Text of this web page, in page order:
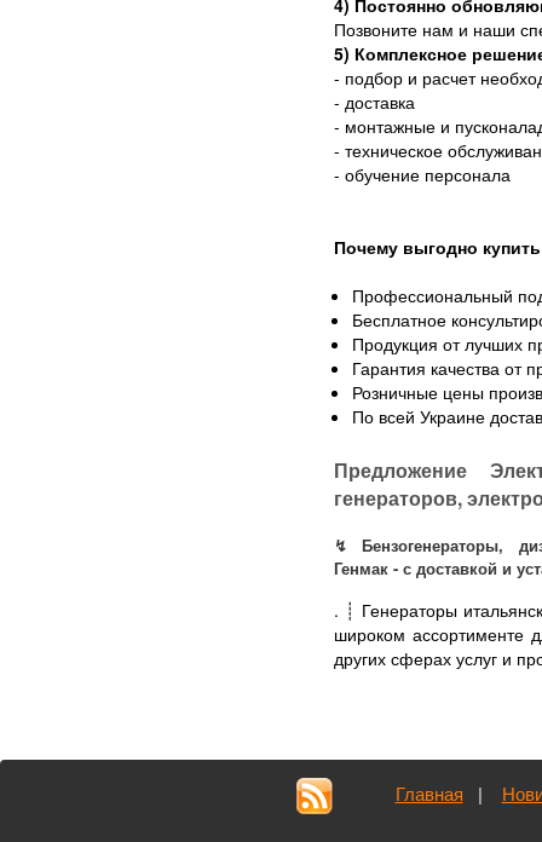
4) Постоянно
Позвоните нам и наши
5) Комплексное
- подбор и расчет
- доставка
- монтажные и
- техническое
- обучение персонала
Почему выгодно
Профессиональный
Бесплатное
Продукция от лучших
Гарантия качества от
Розничные цены
По всей Украине
Предложение
генераторов,
↯ Бензогенераторы,
Генмак - с доставкой и
. ┊ Генераторы
широком ассортименте
других сферах услуг и
Главная |